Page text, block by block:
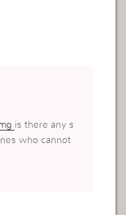
is there any s
who cannot